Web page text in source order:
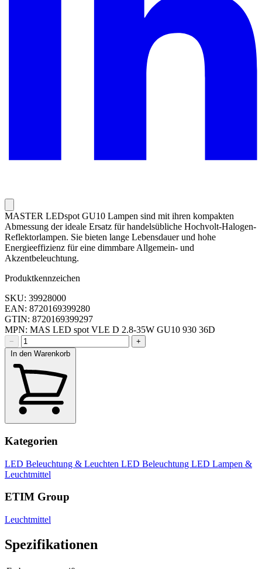
MASTER LEDspot GU10 Lampen sind mit ihren kompakten
Abmessung der ideale Ersatz für handelsübliche Hochvolt-Halogen-
Reflektorlampen. Sie bieten lange Lebensdauer und hohe
Energieeffizienz für eine dimmbare Allgemein- und
Akzentbeleuchtung.
Produktkennzeichen
SKU: 39928000
EAN: 8720169399280
GTIN: 8720169399297
MPN: MAS LED spot VLE D 2.8-35W GU10 930 36D
−
+
In den Warenkorb
Kategorien
LED Beleuchtung & Leuchten LED Beleuchtung LED Lampen &
Leuchtmittel
ETIM Group
Leuchtmittel
Spezifikationen